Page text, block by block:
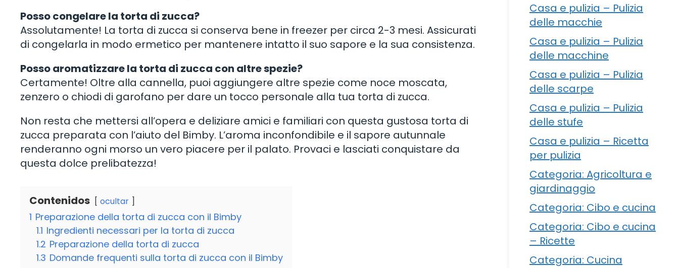
Posso congelare la torta di zucca?
Assolutamente! La torta di zucca si conserva bene in freezer per circa 2-3 mesi. Assicurati
di congelarla in modo ermetico per mantenere intatto il suo sapore e la sua consistenza.
Posso aromatizzare la torta di zucca con altre spezie?
Certamente! Oltre alla cannella, puoi aggiungere altre spezie come noce moscata,
zenzero o chiodi di garofano per dare un tocco personale alla tua torta di zucca.
Non resta che mettersi all’opera e deliziare amici e familiari con questa gustosa torta di
zucca preparata con l’aiuto del Bimby. L’aroma inconfondibile e il sapore autunnale
renderanno ogni morso un vero piacere per il palato. Provaci e lasciati conquistare da
questa dolce prelibatezza!
Contenidos ocultar
1 Preparazione della torta di zucca con il Bimby
1.1 Ingredienti necessari per la torta di zucca
1.2 Preparazione della torta di zucca
1.3 Domande frequenti sulla torta di zucca con il Bimby
Casa e pulizia – Pulizia
delle macchie
Casa e pulizia – Pulizia
delle macchine
Casa e pulizia – Pulizia
delle scarpe
Casa e pulizia – Pulizia
delle stufe
Casa e pulizia – Ricetta
per pulizia
Categoria: Agricoltura e
giardinaggio
Categoria: Cibo e cucina
Categoria: Cibo e cucina
– Ricette
Categoria: Cucina